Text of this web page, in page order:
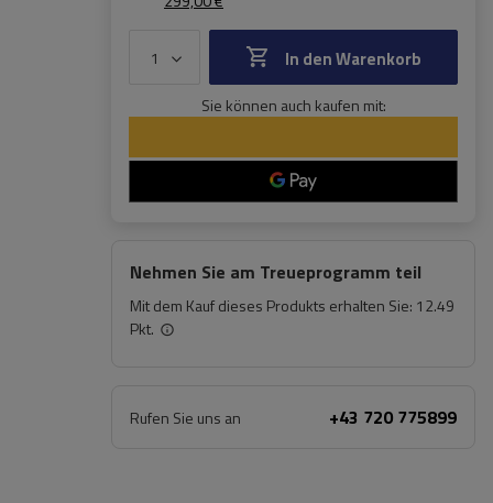
In den Warenkorb
Sie können auch kaufen mit:
Nehmen Sie am Treueprogramm teil
Mit dem Kauf dieses Produkts erhalten Sie: 12.49
Pkt.
Rufen Sie uns an +43 720 775899